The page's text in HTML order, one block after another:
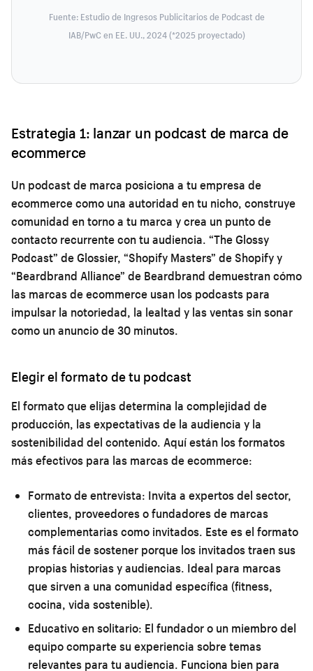
Fuente: Estudio de Ingresos Publicitarios de Podcast de
IAB/PwC en EE. UU., 2024 (*2025 proyectado)
Estrategia 1: lanzar un podcast de marca de
ecommerce
Un podcast de marca posiciona a tu empresa de
ecommerce como una autoridad en tu nicho, construye
comunidad en torno a tu marca y crea un punto de
contacto recurrente con tu audiencia. “The Glossy
Podcast” de Glossier, “Shopify Masters” de Shopify y
“Beardbrand Alliance” de Beardbrand demuestran cómo
las marcas de ecommerce usan los podcasts para
impulsar la notoriedad, la lealtad y las ventas sin sonar
como un anuncio de 30 minutos.
Elegir el formato de tu podcast
El formato que elijas determina la complejidad de
producción, las expectativas de la audiencia y la
sostenibilidad del contenido. Aquí están los formatos
más efectivos para las marcas de ecommerce:
Formato de entrevista: Invita a expertos del sector,
clientes, proveedores o fundadores de marcas
complementarias como invitados. Este es el formato
más fácil de sostener porque los invitados traen sus
propias historias y audiencias. Ideal para marcas
que sirven a una comunidad específica (fitness,
cocina, vida sostenible).
Educativo en solitario: El fundador o un miembro del
equipo comparte su experiencia sobre temas
relevantes para tu audiencia. Funciona bien para